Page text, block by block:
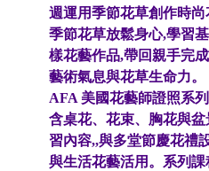
週運用季節花草創作時
季節花草放鬆身心,學習
樣花藝作品,帶回親手完
藝術氣息與花草生命力。
AFA 美國花藝師證照系
含桌花、花束、胸花與
習內容,,與多堂節慶花禮
與生活花藝活用。系列